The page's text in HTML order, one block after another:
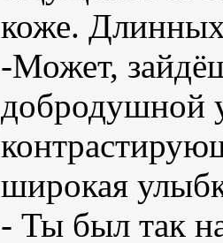
коже.
-Может,
добродушной
широкая
- Ты был так